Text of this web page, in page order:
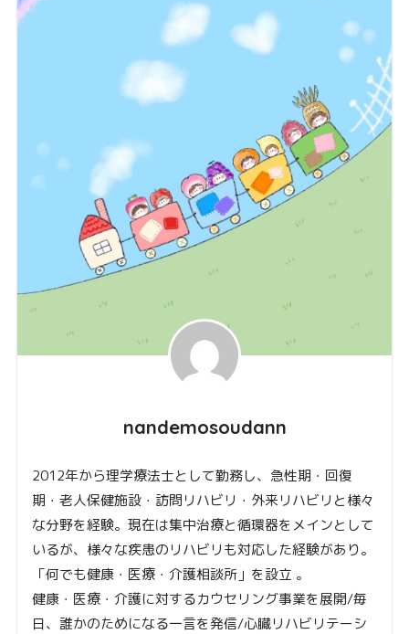
nandemosoudann
2012年から理学療法士として勤務し、急性期・回復
期・老人保健施設・訪問リハビリ・外来リハビリと様々
な分野を経験。現在は集中治療と循環器をメインとして
いるが、様々な疾患のリハビリも対応した経験があり。
「何でも健康・医療・介護相談所」を設立 。
健康・医療・介護に対するカウセリング事業を展開/毎
日、誰かのためになる一言を発信/心臓リハビリテーシ